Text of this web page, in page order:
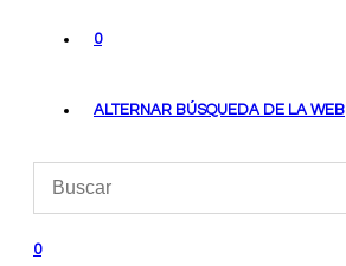
0
ALTERNAR BÚSQUEDA DE LA WEB
0